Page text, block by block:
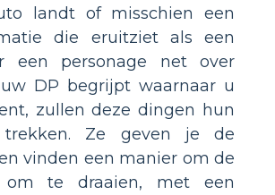
landt of misschien een
die eruitziet als een
een personage net over
DP begrijpt waarnaar u
zullen deze dingen hun
trekken. Ze geven je de
vinden een manier om de
te draaien, met een